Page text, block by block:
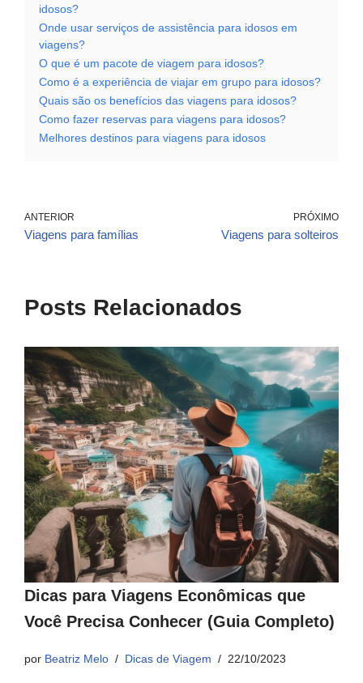
idosos?
Onde usar serviços de assistência para idosos em
viagens?
O que é um pacote de viagem para idosos?
Como é a experiência de viajar em grupo para idosos?
Quais são os benefícios das viagens para idosos?
Como fazer reservas para viagens para idosos?
Melhores destinos para viagens para idosos
ANTERIOR
Viagens para famílias
PRÓXIMO
Viagens para solteiros
Posts Relacionados
Dicas para Viagens Econômicas que
Você Precisa Conhecer (Guia Completo)
por Beatriz Melo Dicas de Viagem 22/10/2023